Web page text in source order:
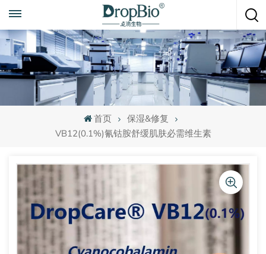
+86 15951008670
首页
保湿&修复
VB12(0.1%)氰钴胺舒缓肌肤必需维生素